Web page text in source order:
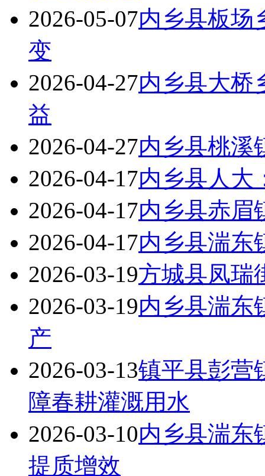
2026-05-07内乡县板场
变
2026-04-27内乡县大桥
益
2026-04-27内乡县桃溪
2026-04-17内乡县人大
2026-04-17内乡县赤眉
2026-04-17内乡县湍东
2026-03-19方城县凤瑞
2026-03-19内乡县湍东
产
2026-03-13镇平县彭营
障春耕灌溉用水
2026-03-10内乡县湍东
提质增效